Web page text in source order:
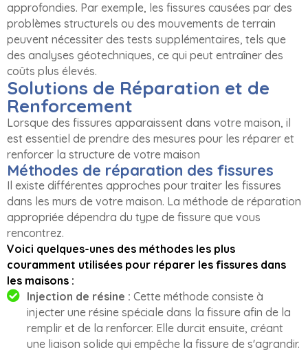
approfondies. Par exemple, les fissures causées par des
problèmes structurels ou des mouvements de terrain
peuvent nécessiter des tests supplémentaires, tels que
des analyses géotechniques, ce qui peut entraîner des
coûts plus élevés.
Solutions de Réparation et de
Renforcement
Lorsque des fissures apparaissent dans votre maison, il
est essentiel de prendre des mesures pour les réparer et
renforcer la structure de votre maison
Méthodes de réparation des fissures
Il existe différentes approches pour traiter les fissures
dans les murs de votre maison. La méthode de réparation
appropriée dépendra du type de fissure que vous
rencontrez.
Voici quelques-unes des méthodes les plus
couramment utilisées pour réparer les fissures dans
les maisons :
Injection de résine : Cette méthode consiste à
injecter une résine spéciale dans la fissure afin de la
remplir et de la renforcer. Elle durcit ensuite, créant
une liaison solide qui empêche la fissure de s'agrandir.